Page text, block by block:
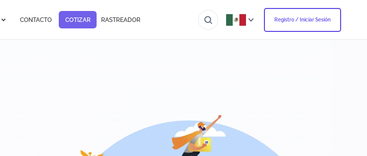
CONTACTO COTIZAR RASTREADOR Registro / Iniciar Sesión